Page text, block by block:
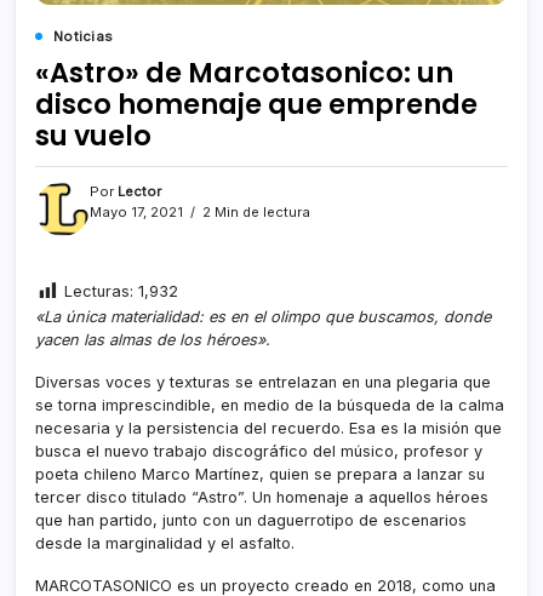
Noticias
«Astro» de Marcotasonico: un
disco homenaje que emprende
su vuelo
Por Lector
Mayo 17, 2021
2 Min de lectura
Lecturas: 1,932
«La única materialidad: es en el olimpo que buscamos, donde
yacen las almas de los héroes».
Diversas voces y texturas se entrelazan en una plegaria que
se torna imprescindible, en medio de la búsqueda de la calma
necesaria y la persistencia del recuerdo. Esa es la misión que
busca el nuevo trabajo discográfico del músico, profesor y
poeta chileno Marco Martínez, quien se prepara a lanzar su
tercer disco titulado “Astro”. Un homenaje a aquellos héroes
que han partido, junto con un daguerrotipo de escenarios
desde la marginalidad y el asfalto.
MARCOTASONICO es un proyecto creado en 2018, como una